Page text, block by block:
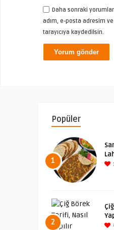
Daha sonraki
adım, e-posta adresim
tarayıcıya kaydedilsin.
Popüler
1
2